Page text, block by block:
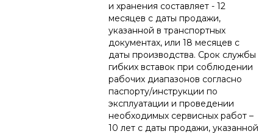
и хранения составляет - 12
месяцев с даты продажи,
указанной в транспортных
документах, или 18 месяцев с
даты производства. Срок службы
гибких вставок при соблюдении
рабочих диапазонов согласно
паспорту/инструкции по
эксплуатации и проведении
необходимых сервисных работ –
10 лет с даты продажи, указанной